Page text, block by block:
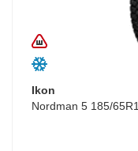
Ikon
Nordman 5 185/